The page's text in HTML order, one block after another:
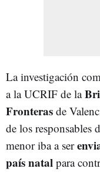
La investigación
a la UCRIF de la
Fronteras de
de los responsables
menor iba a ser
país natal para